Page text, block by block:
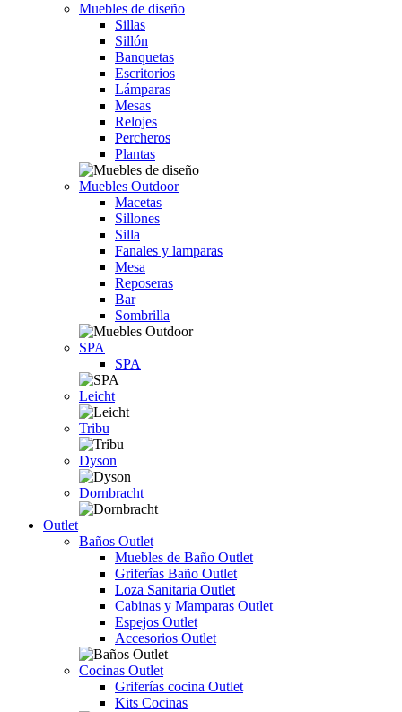
Muebles de diseño
Sillas
Sillón
Banquetas
Escritorios
Lámparas
Mesas
Relojes
Percheros
Plantas
Muebles Outdoor
Macetas
Sillones
Silla
Fanales y lamparas
Mesa
Reposeras
Bar
Sombrilla
SPA
SPA
Leicht
Tribu
Dyson
Dornbracht
Outlet
Baños Outlet
Muebles de Baño Outlet
Griferîas Baño Outlet
Loza Sanitaria Outlet
Cabinas y Mamparas Outlet
Espejos Outlet
Accesorios Outlet
Cocinas Outlet
Griferías cocina Outlet
Kits Cocinas